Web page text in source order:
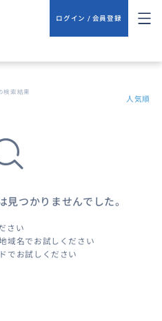
ログイン / 会員登録
検索結果
人気順
見つかりませんでした。
さい
域名でお試しください
でお試しください